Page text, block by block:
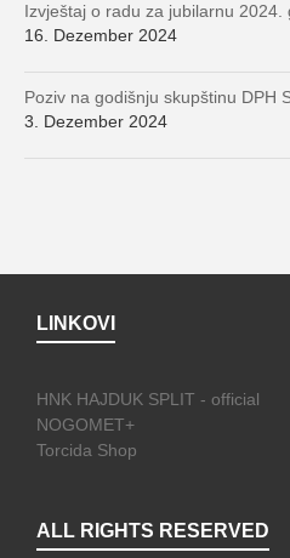
Izvještaj o radu za jubilarnu 2024.
16. Dezember 2024
Poziv na godišnju skupštinu DPH
3. Dezember 2024
LINKOVI
HNK HAJDUK SPLIT - official
NOGOMET+
Torcida Shop
ALL RIGHTS RESERVED